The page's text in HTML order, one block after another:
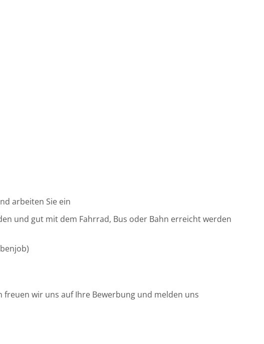
arbeiten Sie ein
und gut mit dem Fahrrad, Bus oder Bahn erreicht werden
wir uns auf Ihre Bewerbung und melden uns